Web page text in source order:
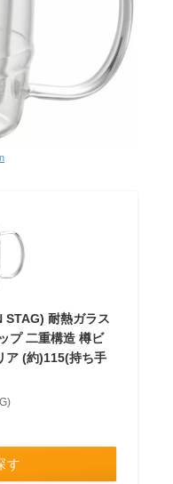
STAG) 耐熱ガラス
プ 二重構造 樽ビ
ア (約)115(持ち手
す